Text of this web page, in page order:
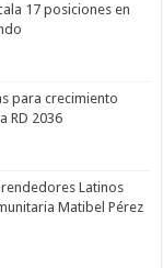
17 posiciones en
para crecimiento
RD 2036
Latinos
Matibel Pérez